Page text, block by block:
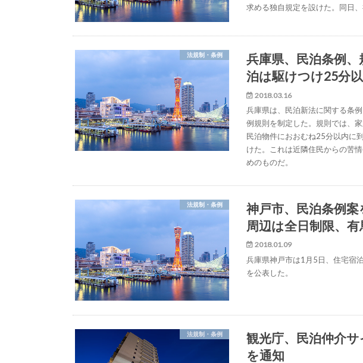
求める独自規定を設けた。同日、
法規制・条例
兵庫県、民泊条例
泊は駆けつけ25分
2018.03.16
兵庫県は、民泊新法に関する条
例規則を制定した。規則では、
民泊物件におおむね25分以内に
けた。これは近隣住民からの苦
めのものだ。
法規制・条例
神戸市、民泊条例
周辺は全日制限、
2018.01.09
兵庫県神戸市は1月5日、住宅宿
を公表した。
法規制・条例
観光庁、民泊仲介
を通知